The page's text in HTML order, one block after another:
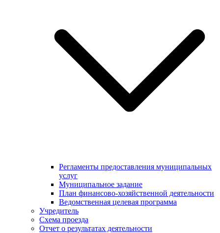
Регламенты предоставления муниципальных
услуг
Муниципальное задание
План финансово-хозяйственной деятельности
Ведомственная целевая программа
Учредитель
Схема проезда
Отчет о результатах деятельности